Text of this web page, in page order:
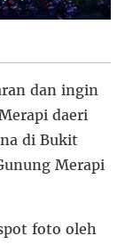
dan ingin
daeri
di Bukit
Merapi
foto oleh